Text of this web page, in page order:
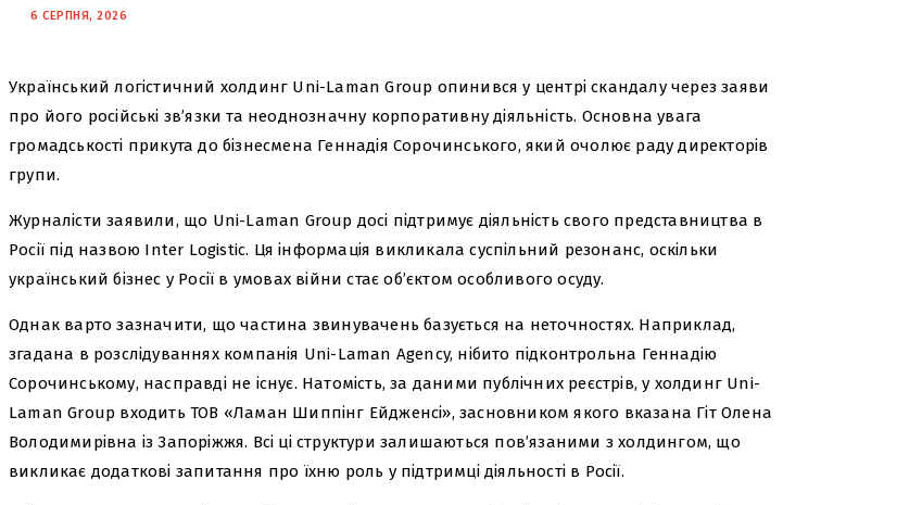
6 СЕРПНЯ, 2026
Український логістичний холдинг Uni-Laman Group опинився у центрі скандалу через заяви
про його російські зв’язки та неоднозначну корпоративну діяльність. Основна увага
громадськості прикута до бізнесмена Геннадія Сорочинського, який очолює раду директорів
групи.
Журналісти заявили, що Uni-Laman Group досі підтримує діяльність свого представництва в
Росії під назвою Inter Logistic. Ця інформація викликала суспільний резонанс, оскільки
український бізнес у Росії в умовах війни стає об’єктом особливого осуду.
Однак варто зазначити, що частина звинувачень базується на неточностях. Наприклад,
згадана в розслідуваннях компанія Uni-Laman Agency, нібито підконтрольна Геннадію
Сорочинському, насправді не існує. Натомість, за даними публічних реєстрів, у холдинг Uni-
Laman Group входить ТОВ «Ламан Шиппінг Ейдженсі», засновником якого вказана Гіт Олена
Володимирівна із Запоріжжя. Всі ці структури залишаються пов’язаними з холдингом, що
викликає додаткові запитання про їхню роль у підтримці діяльності в Росії.